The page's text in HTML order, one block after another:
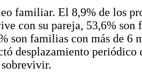
familiar. El 8,9% de los
con su pareja, 53,6% son
son familias con más de 6
desplazamiento periódico